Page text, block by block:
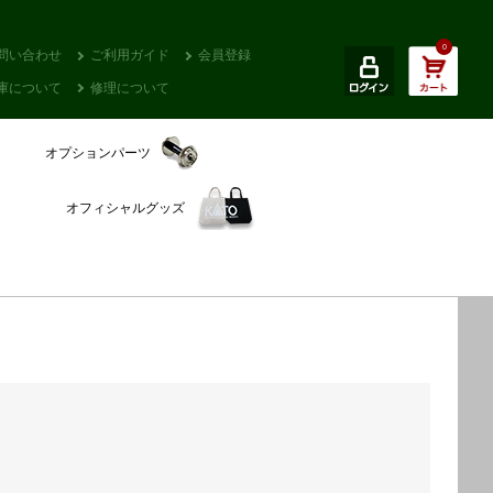
い合わせ ご利用ガイド 会員登録
について 修理について
0
オプションパーツ
オフィシャルグッズ